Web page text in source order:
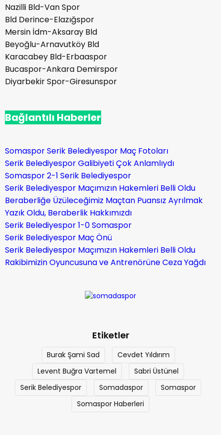
Nazilli Bld-Van Spor
Bld Derince-Elazığspor
Mersin İdm-Aksaray Bld
Beyoğlu-Arnavutköy Bld
Karacabey Bld-Erbaaspor
Bucaspor-Ankara Demirspor
Diyarbekir Spor-Giresunspor
Bağlantılı Haberler
Somaspor Serik Belediyespor Maç Fotoları
Serik Belediyespor Galibiyeti Çok Anlamlıydı
Somaspor 2-1 Serik Belediyespor
Serik Belediyespor Maçımızın Hakemleri Belli Oldu
Beraberliğe Üzüleceğimiz Maçtan Puansız Ayrılmak
Yazık Oldu, Beraberlik Hakkımızdı
Serik Belediyespor 1-0 Somaspor
Serik Belediyespor Maç Önü
Serik Belediyespor Maçımızın Hakemleri Belli Oldu
Rakibimizin Oyuncusuna ve Antrenörüne Ceza Yağdı
Etiketler
Burak Şami Sad
Cevdet Yıldırım
Levent Buğra Vartemel
Sabri Üstünel
Serik Belediyespor
Somadaspor
Somaspor
Somaspor Haberleri